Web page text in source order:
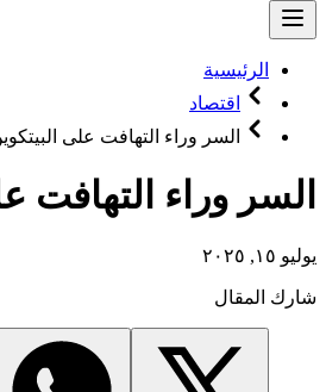
الرئيسية
اقتصاد
السر وراء التهافت على
السر وراء التهافت
يوليو ١٥, ٢٠٢٥
شارك المقال